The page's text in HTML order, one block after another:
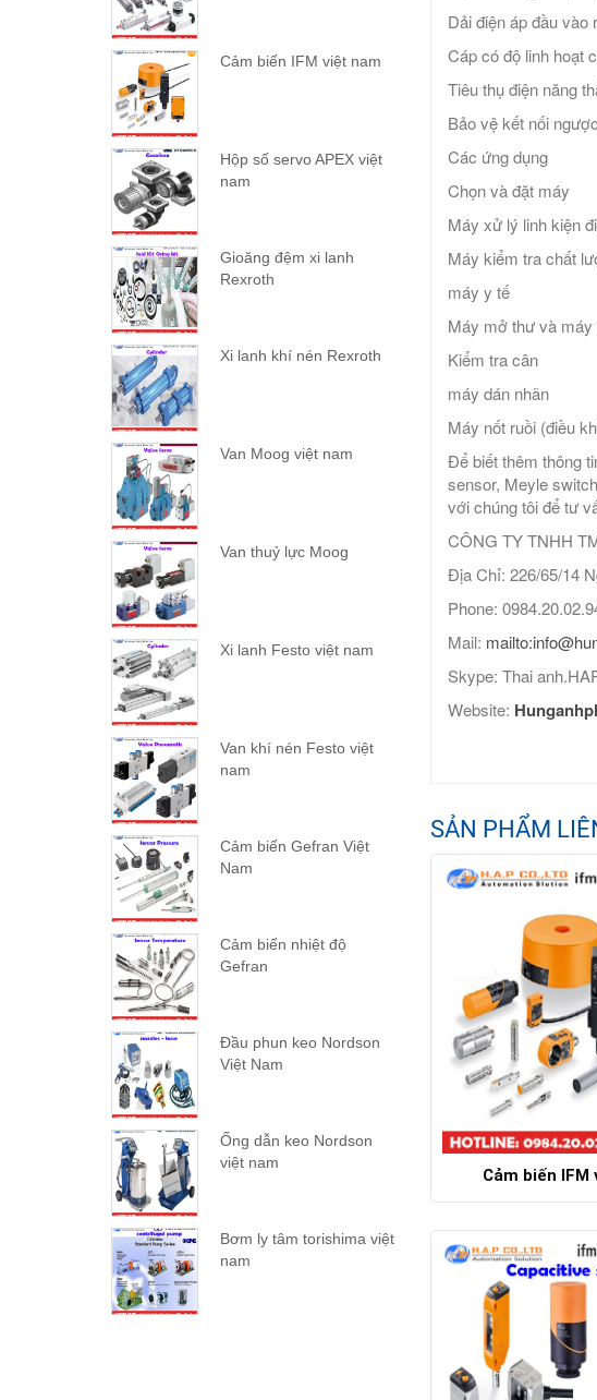
Dải điện áp đầu vào
Cáp có độ linh hoạt
Tiêu thụ điện năng
Bảo vệ kết nối
Các ứng dụng
Chọn và đặt máy
Máy xử lý linh kiện
Máy kiểm tra chất
máy y tế
Máy mở thư và máy
Kiểm tra cân
máy dán nhãn
Máy nốt ruồi (điều
Để biết thêm thông
sensor, Meyle
với chúng tôi để tư
CÔNG TY TNHH
Địa Chỉ: 226/65/14
Phone:
Mail:
Skype: Thai
Website:
SẢN PHẨM
Cảm biến IFM
Chi tiết
Cảm biến IFM việt nam
Hộp số servo APEX việt
nam
Gioăng đệm xi lanh
Rexroth
Xi lanh khí nén Rexroth
Van Moog việt nam
Van thuỷ lực Moog
Xi lanh Festo việt nam
Van khí nén Festo việt
nam
Cảm biến Gefran Việt
Nam
Cảm biến nhiệt độ
Gefran
Đầu phun keo Nordson
Việt Nam
Ống dẫn keo Nordson
việt nam
Bơm ly tâm torishima việt
nam